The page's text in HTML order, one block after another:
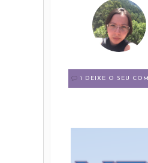
1 DEIXE O SEU